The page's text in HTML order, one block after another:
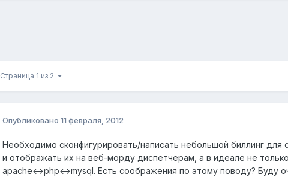
Страница 1 из 2
Опубликовано 11 февраля, 2012
Необходимо сконфигурировать/написать небольшой биллинг
и отображать их на веб-морду диспетчерам, а в идеале не
apache<->php<->mysql. Есть соображения по этому поводу? Буду